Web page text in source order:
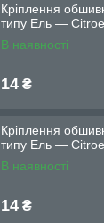
Кріплення
типу Ель —
В наявності
14 ₴
Кріплення
типу Ель —
В наявності
14 ₴